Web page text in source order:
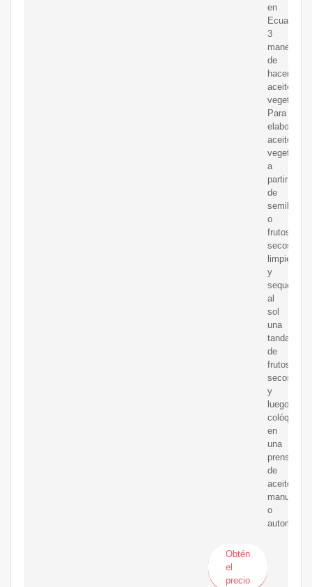
en
Ecuador
3
maneras
de
hacer
aceite
vegetal
Para
elaborar
aceite
vegetal
a
partir
de
semillas
o
frutos
secos,
limpie
y
seque
al
sol
una
tanda
de
frutos
secos
y
luego
colóquelos
en
una
prensa
de
aceite
manual
o
Obtén
el
precio